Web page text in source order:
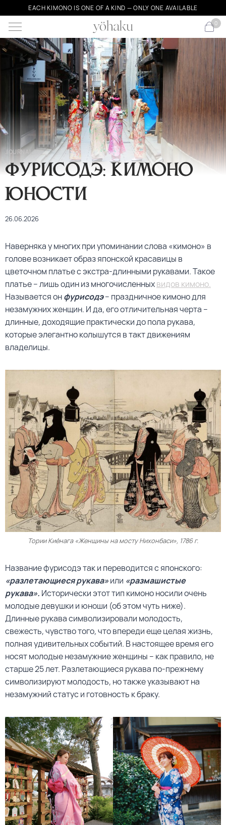
EACH KIMONO IS ONE OF A KIND — ONLY ONE AVAILABLE
0
JOURNAL
Фурисодэ: кимоно
юности
26.06.2026
Наверняка у многих при упоминании слова «кимоно» в
голове возникает образ японской красавицы в
цветочном платье с экстра-длинными рукавами. Такое
платье – лишь один из многочисленныхвидов кимоно.
Называется онфурисодэ– праздничное кимоно для
незамужних женщин. И да, его отличительная черта –
длинные, доходящие практически до пола рукава,
которые элегантно колышутся в такт движениям
владелицы.
Тории Киёнага «Женщины на мосту Нихонбаси», 1786 г.
Название фурисодэ так и переводится с японского:
«разлетающиеся рукава»или «размашистые
рукава». Исторически этот тип кимоно носили очень
молодые девушки и юноши (об этом чуть ниже).
Длинные рукава символизировали молодость,
свежесть, чувство того, что впереди еще целая жизнь,
полная удивительных событий. В настоящее время его
носят молодые незамужние женщины – как правило, не
старше 25 лет. Разлетающиеся рукава по-прежнему
символизируют молодость, но также указывают на
незамужний статус и готовность к браку.